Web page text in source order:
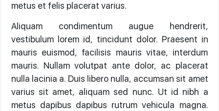
metus et felis placerat varius.
Aliquam condimentum augue hendrerit,
vestibulum lorem id, tincidunt dolor. Praesent in
mauris euismod, facilisis mauris vitae, interdum
mauris. Nullam volutpat ante dolor, ac placerat
nulla lacinia a. Duis libero nulla, accumsan sit amet
varius sit amet, aliquam sed nunc. Ut id nibh a
metus dapibus dapibus rutrum vehicula magna.